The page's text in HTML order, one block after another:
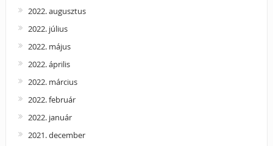
2022. augusztus
2022. július
2022. május
2022. április
2022. március
2022. február
2022. január
2021. december